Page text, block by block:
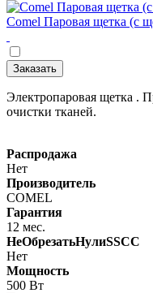
Comel Паровая щетка (с
Заказать
Электропаровая щетка .
очистки тканей.
Распродажа
Нет
Производитель
COMEL
Гарантия
12 мес.
НеОбрезатьНулиSSCC
Нет
Мощность
500 Вт